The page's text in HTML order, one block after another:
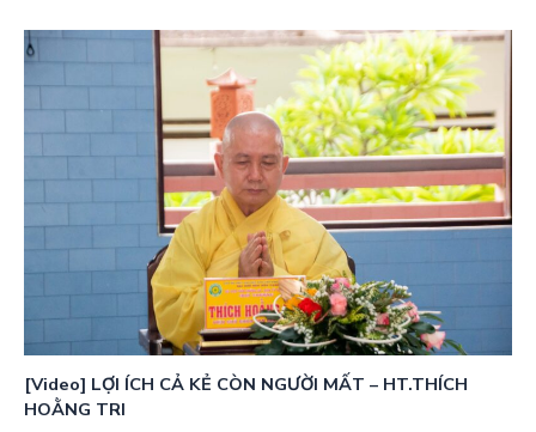
[Video] LỢI ÍCH CẢ KẺ CÒN NGƯỜI MẤT – HT.THÍCH
HOẰNG TRI